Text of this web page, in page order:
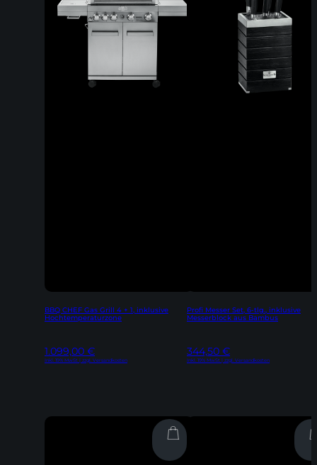
BBQ CHEF Gas Grill 4 + 1, inklusive
Hochtemperaturzone
1.099,00 €
Inkl. 19% MwSt | zzgl. Versandkosten
Profi Messer Set, 6-tlg., inklusive
Messerblock aus Bambus
344,50 €
Inkl. 19% MwSt | zzgl. Versandkosten